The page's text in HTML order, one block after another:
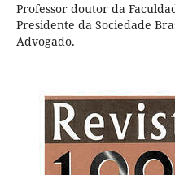
Professor doutor da
Presidente da Sociedade
Advogado.